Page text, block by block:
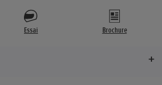
Essai Brochure